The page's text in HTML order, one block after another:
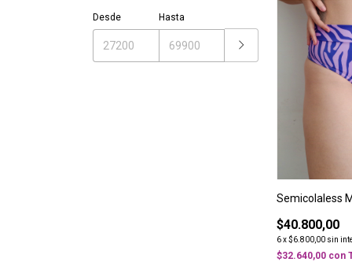
Desde Hasta
Semicolaless
$40.800,00
6 x$6.800,00 sin
$32.640,00 con